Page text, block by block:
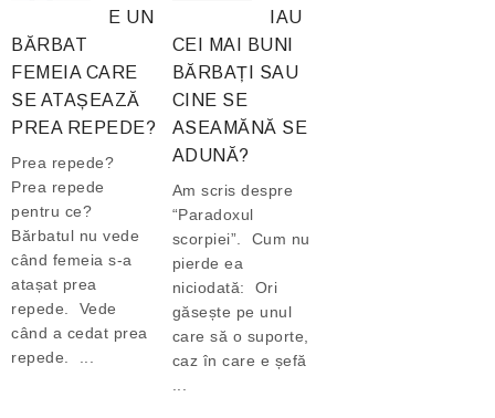
E UN
BĂRBAT
FEMEIA CARE
SE ATAȘEAZĂ
PREA REPEDE?
Prea repede?
Prea repede
pentru ce?
Bărbatul nu vede
când femeia s-a
atașat prea
repede. Vede
când a cedat prea
repede. ...
IAU
CEI MAI BUNI
BĂRBAȚI SAU
CINE SE
ASEAMĂNĂ SE
ADUNĂ?
Am scris despre
“Paradoxul
scorpiei”. Cum nu
pierde ea
niciodată: Ori
găsește pe unul
care să o suporte,
caz în care e șefă